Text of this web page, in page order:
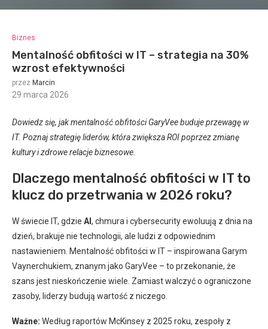
Biznes
Mentalność obfitości w IT – strategia na 30%
wzrost efektywności
przez Marcin
29 marca 2026
Dowiedz się, jak mentalność obfitości GaryVee buduje przewagę w
IT. Poznaj strategię liderów, która zwiększa ROI poprzez zmianę
kultury i zdrowe relacje biznesowe.
Dlaczego mentalność obfitości w IT to
klucz do przetrwania w 2026 roku?
W świecie IT, gdzie AI , chmura i cybersecurity ewoluują z dnia na
dzień, brakuje nie technologii, ale ludzi z odpowiednim
nastawieniem. Mentalność obfitości w IT – inspirowana Garym
Vaynerchukiem, znanym jako GaryVee – to przekonanie, że
szans jest nieskończenie wiele. Zamiast walczyć o ograniczone
zasoby, liderzy budują wartość z niczego.
Ważne: Według raportów McKinsey z 2025 roku, zespoły z